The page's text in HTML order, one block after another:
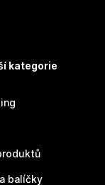
kategorie
balíčky